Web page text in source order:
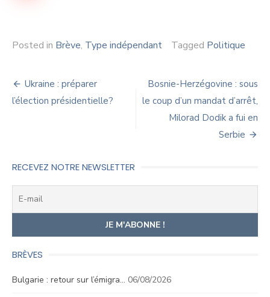
Posted in Brève, Type indépendant Tagged Politique
Navigation
de
Ukraine : préparer
l’élection présidentielle?
Bosnie-Herzégovine : sous
le coup d’un mandat d’arrêt,
Milorad Dodik a fui en
Serbie
RECEVEZ NOTRE NEWSLETTER
BRÈVES
Bulgarie : retour sur l’émigra… 06/08/2026